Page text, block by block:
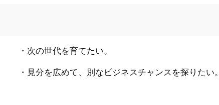
・次の世代を育てたい。
・見分を広めて、別なビジネスチャンスを探りたい。